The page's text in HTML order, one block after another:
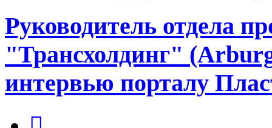
Руководитель отдела
"Трансхолдинг"
интервью порталу